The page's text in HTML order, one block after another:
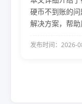
硬币不到账的
解决方案，帮助
发布时间：2026-